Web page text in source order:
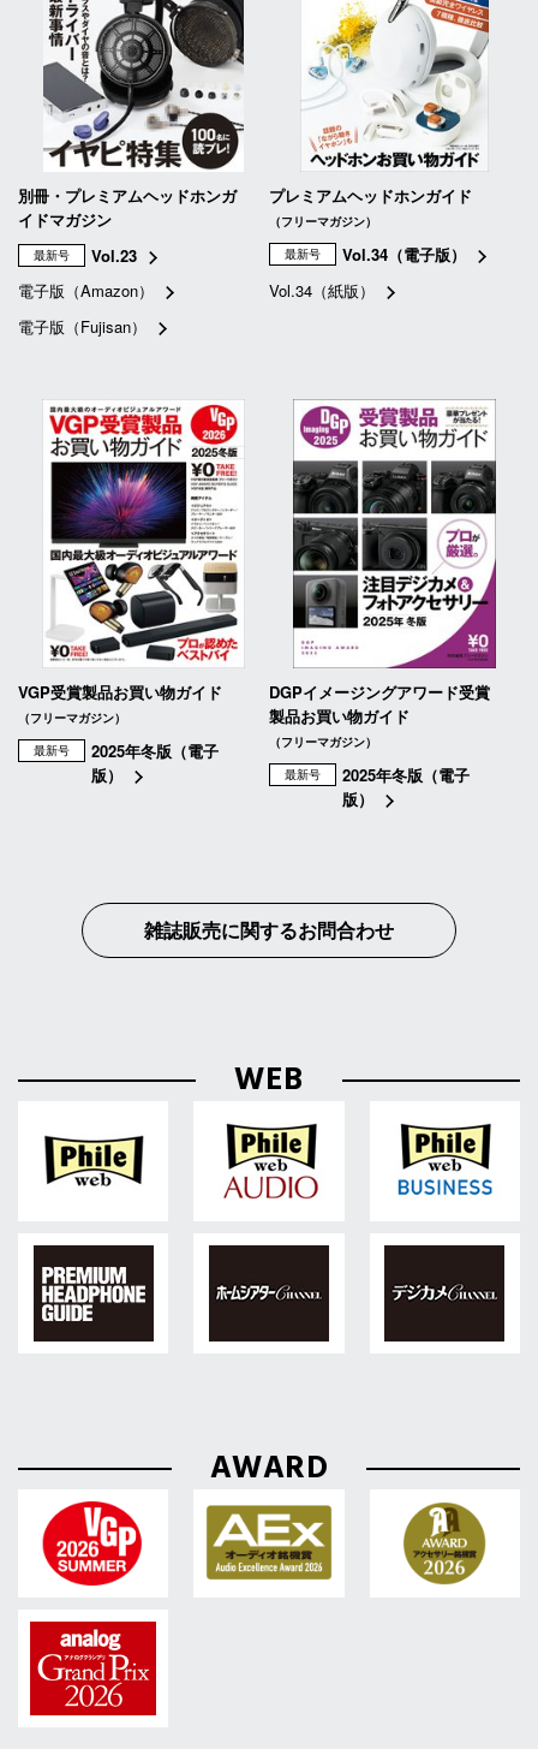
別冊・プレミアムヘッドホンガ
イドマガジン
最新号
Vol.23
電子版（Amazon）
電子版（Fujisan）
プレミアムヘッドホンガイド
（フリーマガジン）
最新号
Vol.34（電子版）
Vol.34（紙版）
VGP受賞製品お買い物ガイド
（フリーマガジン）
最新号
2025年冬版（電子
版）
DGPイメージングアワード受賞
製品お買い物ガイド
（フリーマガジン）
最新号
2025年冬版（電子
版）
雑誌販売に関するお問合わせ
WEB
AWARD